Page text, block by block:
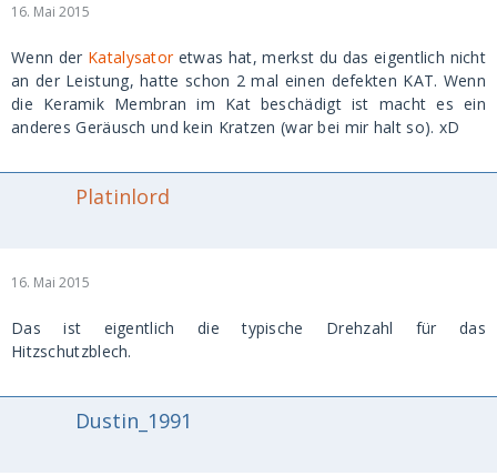
16. Mai 2015
Wenn der Katalysatoretwas hat, merkst du das eigentlich nicht
an der Leistung, hatte schon 2 mal einen defekten KAT. Wenn
die Keramik Membran im Kat beschädigt ist macht es ein
anderes Geräusch und kein Kratzen (war bei mir halt so). xD
Platinlord
16. Mai 2015
Das ist eigentlich die typische Drehzahl für das
Hitzschutzblech.
Dustin_1991